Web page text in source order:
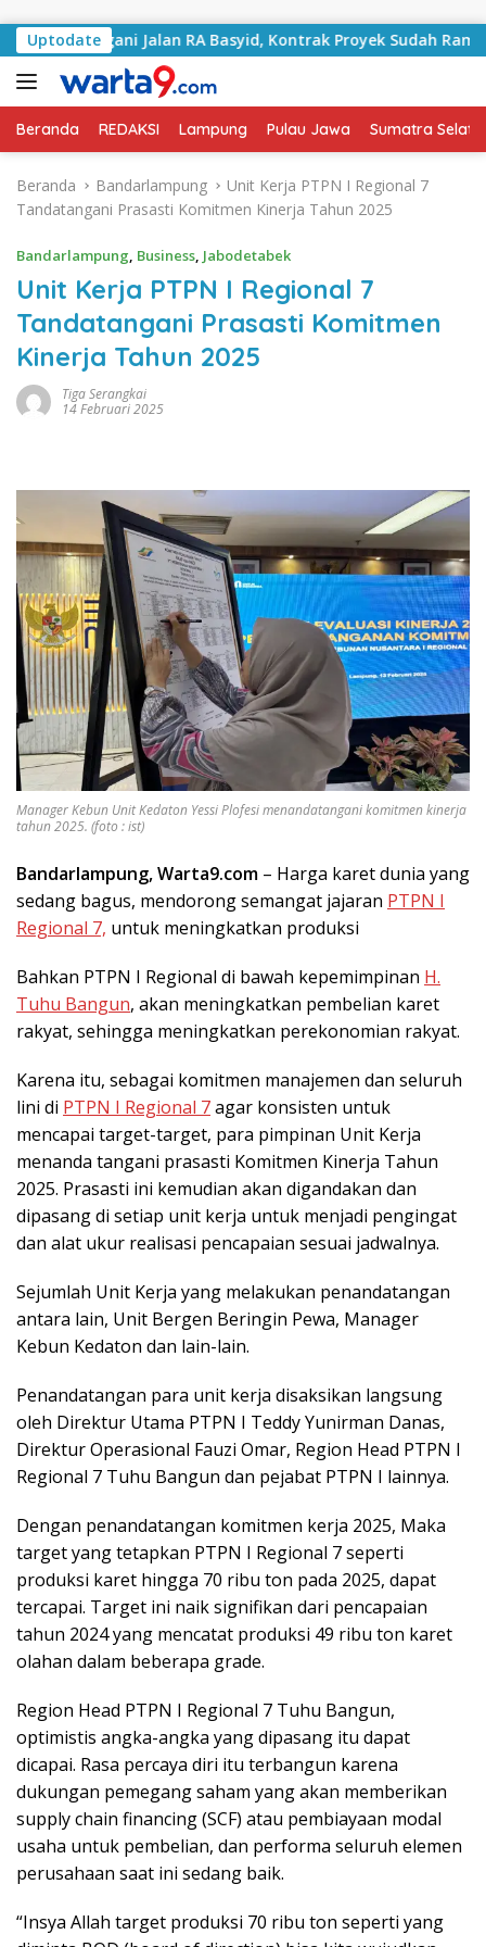
UptodateJalan RA Basyid, Kontrak Proyek Sudah Rampung
Beranda REDAKSI Lampung Pulau Jawa Sumatra
Beranda Bandarlampung
Unit Kerja PTPN I Regional 7
Tandatangani Prasasti Komitmen Kinerja Tahun 2025
Bandarlampung, Business, Jabodetabek
Unit Kerja PTPN I Regional 7
Tandatangani Prasasti Komitmen
Kinerja Tahun 2025
Tiga Serangkai
14 Februari 2025
Manager Kebun Unit Kedaton Yessi Plofesi menandatangani komitmen kinerja
tahun 2025. (foto : ist)
Bandarlampung, Warta9.com – Harga karet dunia yang
sedang bagus, mendorong semangat jajaran PTPN I
Regional 7, untuk meningkatkan produksi
Bahkan PTPN I Regional di bawah kepemimpinan H.
Tuhu Bangun, akan meningkatkan pembelian karet
rakyat, sehingga meningkatkan perekonomian rakyat.
Karena itu, sebagai komitmen manajemen dan seluruh
lini di PTPN I Regional 7agar konsisten untuk
mencapai target-target, para pimpinan Unit Kerja
menanda tangani prasasti Komitmen Kinerja Tahun
2025. Prasasti ini kemudian akan digandakan dan
dipasang di setiap unit kerja untuk menjadi pengingat
dan alat ukur realisasi pencapaian sesuai jadwalnya.
Sejumlah Unit Kerja yang melakukan penandatangan
antara lain, Unit Bergen Beringin Pewa, Manager
Kebun Kedaton dan lain-lain.
Penandatangan para unit kerja disaksikan langsung
oleh Direktur Utama PTPN I Teddy Yunirman Danas,
Direktur Operasional Fauzi Omar, Region Head PTPN I
Regional 7 Tuhu Bangun dan pejabat PTPN I lainnya.
Dengan penandatangan komitmen kerja 2025, Maka
target yang tetapkan PTPN I Regional 7 seperti
produksi karet hingga 70 ribu ton pada 2025, dapat
tercapai. Target ini naik signifikan dari pencapaian
tahun 2024 yang mencatat produksi 49 ribu ton karet
olahan dalam beberapa grade.
Region Head PTPN I Regional 7 Tuhu Bangun,
optimistis angka-angka yang dipasang itu dapat
dicapai. Rasa percaya diri itu terbangun karena
dukungan pemegang saham yang akan memberikan
supply chain financing (SCF) atau pembiayaan modal
usaha untuk pembelian, dan performa seluruh elemen
perusahaan saat ini sedang baik.
“Insya Allah target produksi 70 ribu ton seperti yang